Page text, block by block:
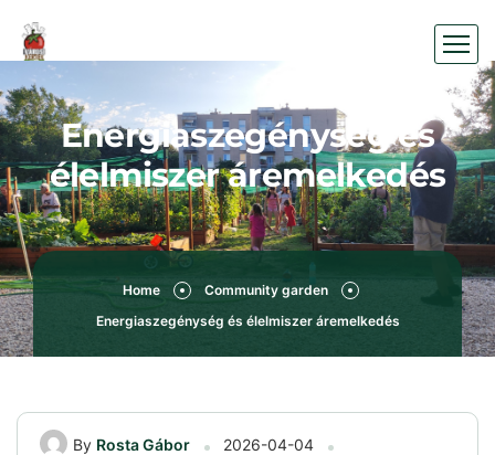
Energiaszegénység és
élelmiszer áremelkedés
Home
Community garden
Energiaszegénység és élelmiszer áremelkedés
By Rosta Gábor
2026-04-04